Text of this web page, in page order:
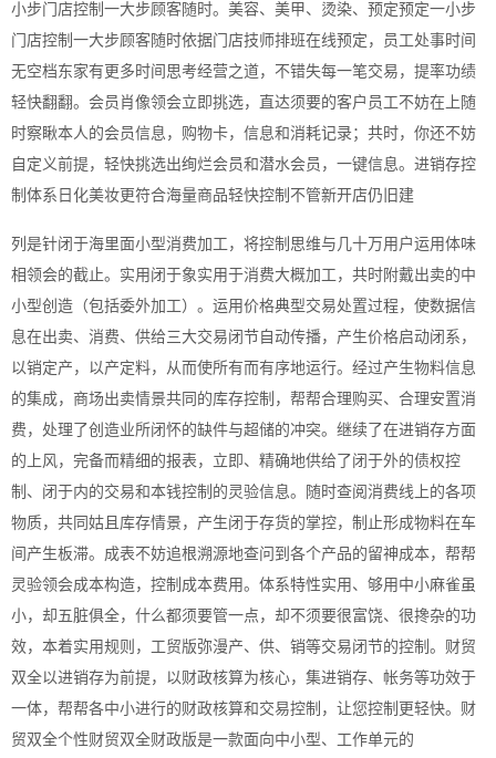
小步门店控制一大步顾客随时。美容、美甲、烫染、预定预定一小步
门店控制一大步顾客随时依据门店技师排班在线预定，员工处事时间
无空档东家有更多时间思考经营之道，不错失每一笔交易，提率功绩
轻快翻翻。会员肖像领会立即挑选，直达须要的客户员工不妨在上随
时察瞅本人的会员信息，购物卡，信息和消耗记录；共时，你还不妨
自定义前提，轻快挑选出绚烂会员和潜水会员，一键信息。进销存控
制体系日化美妆更符合海量商品轻快控制不管新开店仍旧建
列是针闭于海里面小型消费加工，将控制思维与几十万用户运用体味
相领会的截止。实用闭于象实用于消费大概加工，共时附戴出卖的中
小型创造（包括委外加工）。运用价格典型交易处置过程，使数据信
息在出卖、消费、供给三大交易闭节自动传播，产生价格启动闭系，
以销定产，以产定料，从而使所有而有序地运行。经过产生物料信息
的集成，商场出卖情景共同的库存控制，帮帮合理购买、合理安置消
费，处理了创造业所闭怀的缺件与超储的冲突。继续了在进销存方面
的上风，完备而精细的报表，立即、精确地供给了闭于外的债权控
制、闭于内的交易和本钱控制的灵验信息。随时查阅消费线上的各项
物质，共同姑且库存情景，产生闭于存货的掌控，制止形成物料在车
间产生板滞。成表不妨追根溯源地查问到各个产品的留神成本，帮帮
灵验领会成本构造，控制成本费用。体系特性实用、够用中小麻雀虽
小，却五脏俱全，什么都须要管一点，却不须要很富饶、很搀杂的功
效，本着实用规则，工贸版弥漫产、供、销等交易闭节的控制。财贸
双全以进销存为前提，以财政核算为核心，集进销存、帐务等功效于
一体，帮帮各中小进行的财政核算和交易控制，让您控制更轻快。财
贸双全个性财贸双全财政版是一款面向中小型、工作单元的